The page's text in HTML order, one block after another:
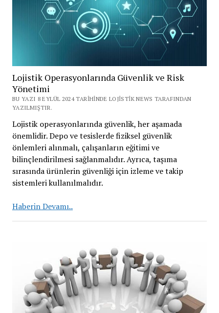
Lojistik Operasyonlarında Güvenlik ve Risk
Yönetimi
BU YAZI 8 EYLÜL 2024 TARIHINDE LOJISTIK NEWS TARAFINDAN
YAZILMIŞTIR.
Lojistik operasyonlarında güvenlik, her aşamada
önemlidir. Depo ve tesislerde fiziksel güvenlik
önlemleri alınmalı, çalışanların eğitimi ve
bilinçlendirilmesi sağlanmalıdır. Ayrıca, taşıma
sırasında ürünlerin güvenliği için izleme ve takip
sistemleri kullanılmalıdır.
Haberin Devamı..Lojistik
Risk
Yönetimi